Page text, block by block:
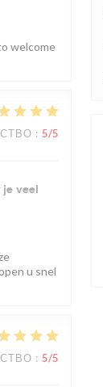
welcome
: 5/5
veel
u snel
: 5/5